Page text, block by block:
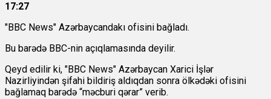
17:27
"BBC News" Azərbaycandakı ofisini bağladı.
Bu barədə BBC-nin açıqlamasında deyilir.
Qeyd edilir ki, "BBC News" Azərbaycan Xarici İşlər
Nazirliyindən şifahi bildiriş aldıqdan sonra ölkədəki ofisini
bağlamaq barədə “məcburi qərar” verib.